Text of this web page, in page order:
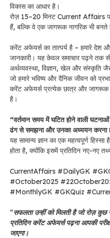
विकास का आधार है।
रोज़ 15–20 मिनट Current Affairs
हैं, बल्कि वे एक जागरूक नागरिक भी बनते
करेंट अफेयर्स का तात्पर्य है – हमारे देश
जानकारी। यह केवल समाचार पढ़ने तक
अर्थव्यवस्था, विज्ञान, खेल और संस्कृति
जो हमारे भविष्य और दैनिक जीवन को
करेंट अफेयर्स प्रत्येक छात्र और जागरूक
है।
“वर्तमान समय में घटित होने वाली
ढंग से समझना और उनका अध्ययन करना
यह सामान्य ज्ञान का एक महत्वपूर्ण
होता है, क्योंकि इसमें प्रतिदिन नए-नए
CurrentAffairs #DailyGK
#October2025
#MonthlyGK #GKQuiz
“सफलता उन्हीं को मिलती है जो रोज़
प्रतिदिन करेंट अफेयर्स पढ़ना आपकी
जाएगा।